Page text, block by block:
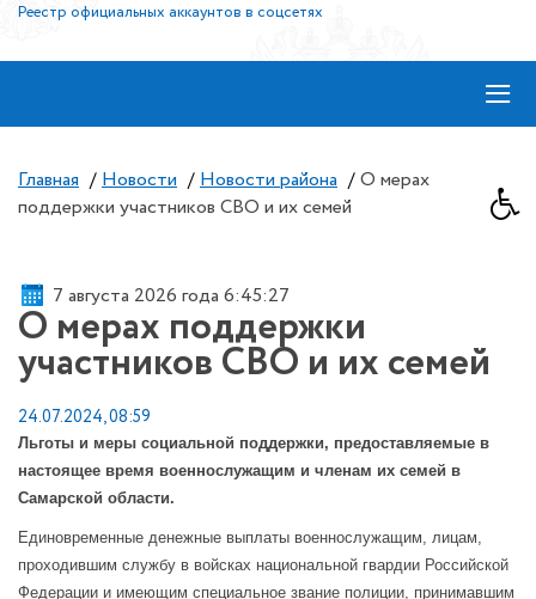
Реестр официальных аккаунтов в соцсетях
≡
Главная / Новости / Новости района / О мерах
поддержки участников СВО и их семей
7 августа 2026 года 6:45:27
О мерах поддержки
участников СВО и их семей
24.07.2024, 08:59
Льготы и меры социальной поддержки, предоставляемые в
настоящее время военнослужащим и членам их семей в
Самарской области.
Единовременные денежные выплаты военнослужащим, лицам,
проходившим службу в войсках национальной гвардии Российской
Федерации и имеющим специальное звание полиции, принимавшим